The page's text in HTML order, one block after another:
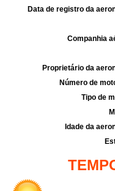
Data de registro da
Companhia
Proprietário da
Número de
Tipo de
Idade da